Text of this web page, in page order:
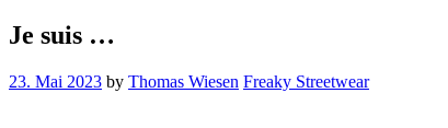
Je suis …
23. Mai 2023 by Thomas Wiesen Freaky Streetwear